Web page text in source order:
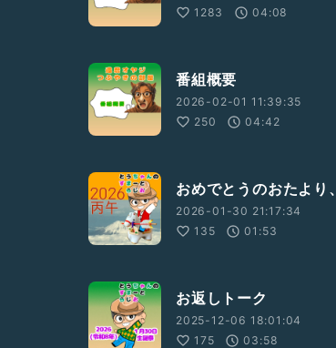
1283
04:08
番組概要
2026-02-01 11:39:35
250
04:42
おめでとうのおたより
2026-01-30 21:17:34
135
01:53
お返しトーク
2025-12-06 18:01:04
175
03:58